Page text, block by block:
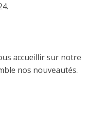
accueillir sur notre
nos nouveautés.